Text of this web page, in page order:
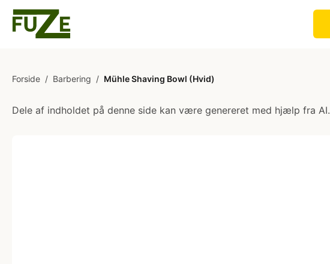
Forside / Barbering / Mühle Shaving Bowl (Hvid)
Dele af indholdet på denne side kan være genereret med hjælp fra AI.